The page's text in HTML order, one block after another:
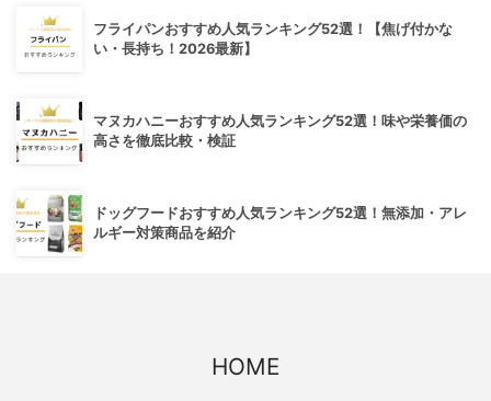
フライパンおすすめ人気ランキング52選！【焦げ付かな
い・長持ち！2026最新】
マヌカハニーおすすめ人気ランキング52選！味や栄養価の
高さを徹底比較・検証
ドッグフードおすすめ人気ランキング52選！無添加・アレ
ルギー対策商品を紹介
HOME